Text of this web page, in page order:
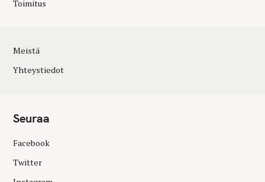
Toimitus
Meistä
Yhteystiedot
Seuraa
Facebook
Twitter